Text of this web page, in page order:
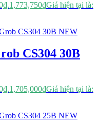
1,773,750₫Giá hiện tại là:
CS304 30B
1,705,000₫Giá hiện tại là: